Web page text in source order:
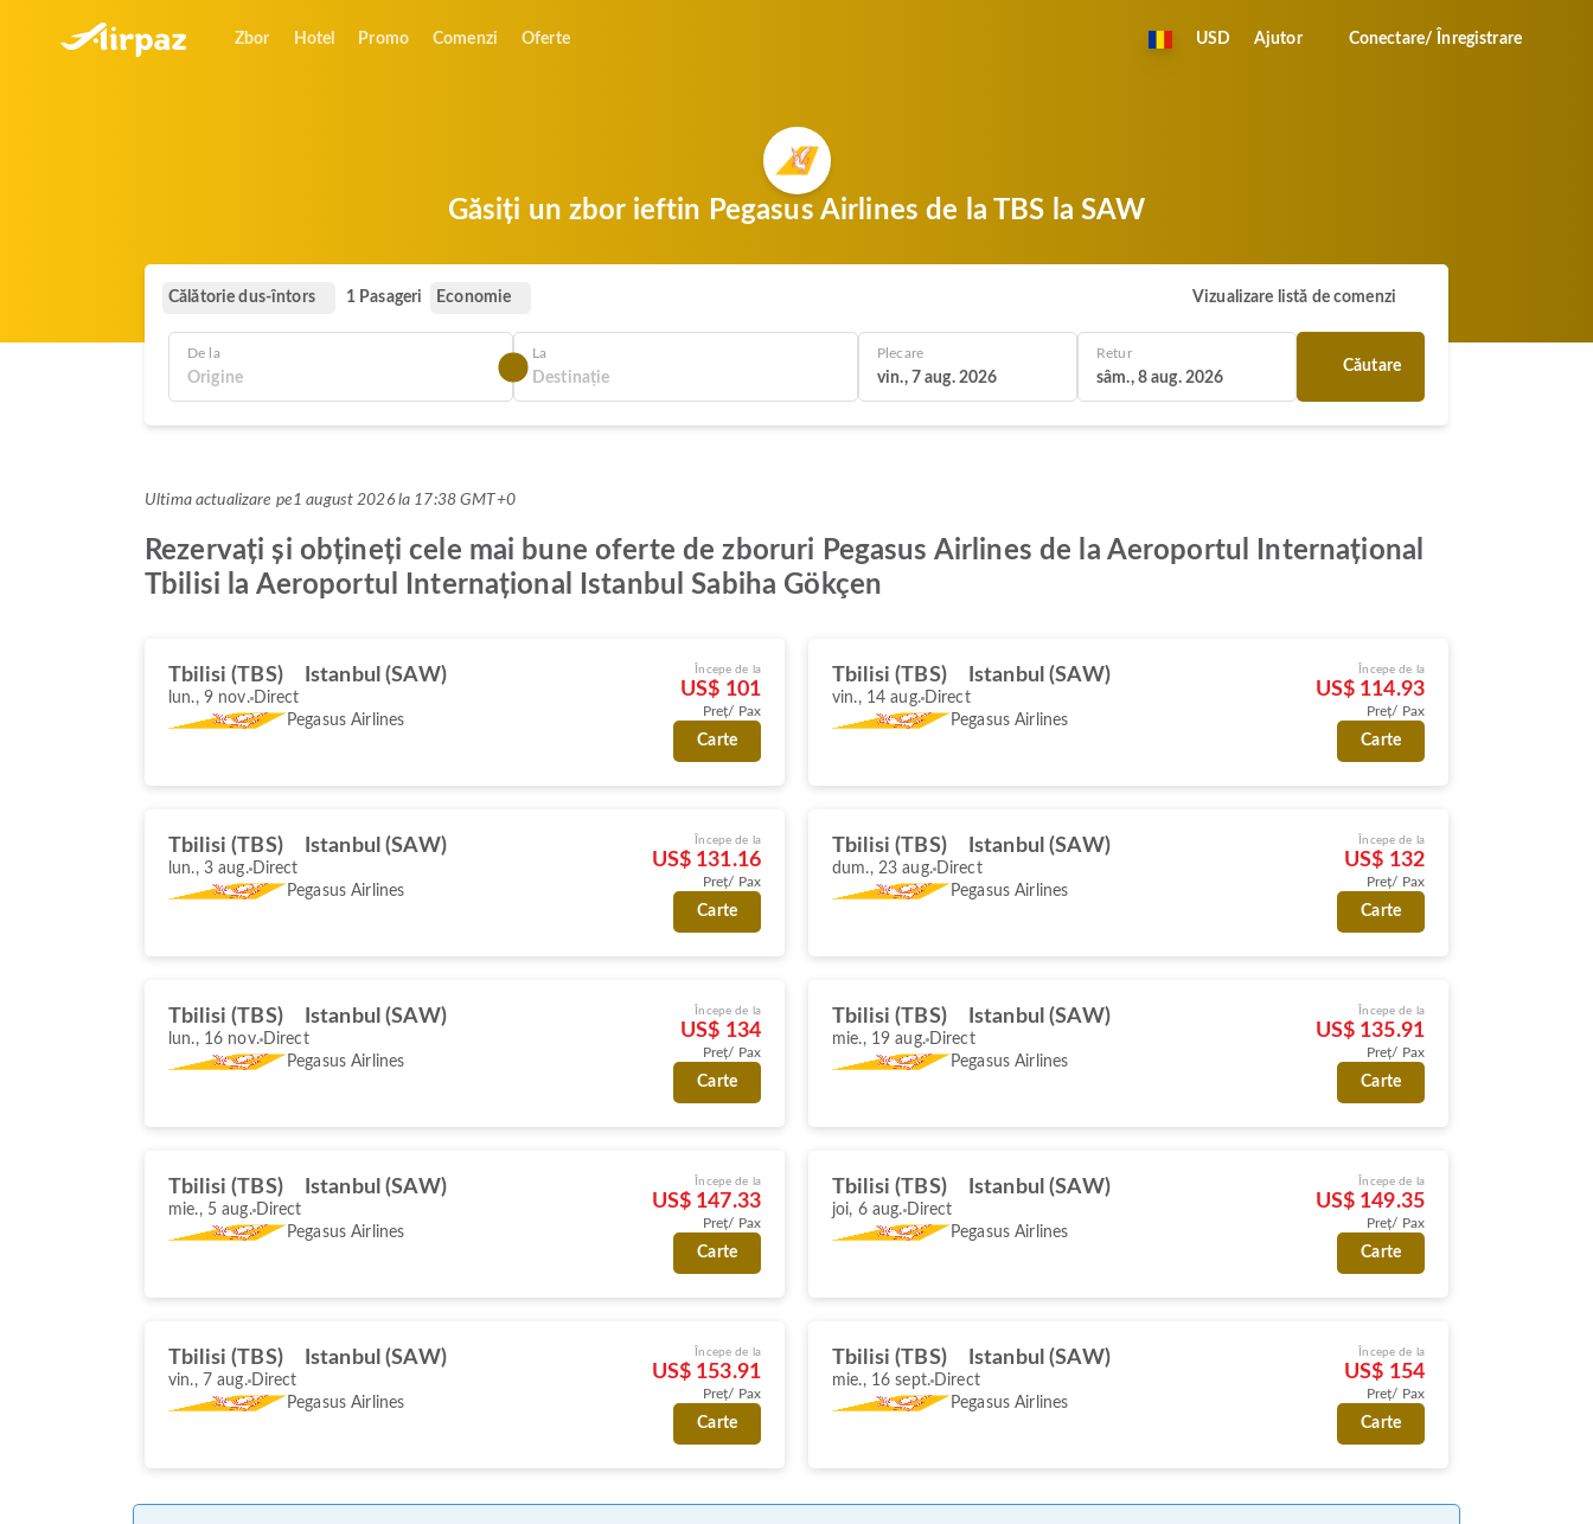
Zbor Hotel Promo Comenzi Oferte USD Ajutor Conectare/ Înregistrare
Găsiți un zbor ieftin Pegasus Airlines de la TBS la SAW
Călătorie dus-întors 1 Pasageri Economie Vizualizare listă de comenzi
De la La Plecare
vin., 7 aug. 2026
Retur
sâm., 8 aug. 2026
Căutare
Ultima actualizare pe1 august 2026 la 17:38 GMT+0
Rezervați și obțineți cele mai bune oferte de zboruri Pegasus Airlines de la Aeroportul Internațional
Tbilisi la Aeroportul Internațional Istanbul Sabiha Gökçen
Tbilisi (TBS) Istanbul (SAW)
lun., 9 nov. Direct
Pegasus Airlines
Începe de la
US$ 101
Preț/ Pax
Carte
Tbilisi (TBS) Istanbul (SAW)
vin., 14 aug. Direct
Pegasus Airlines
Începe de la
US$ 114.93
Preț/ Pax
Carte
Tbilisi (TBS) Istanbul (SAW)
lun., 3 aug. Direct
Pegasus Airlines
Începe de la
US$ 131.16
Preț/ Pax
Carte
Tbilisi (TBS) Istanbul (SAW)
dum., 23 aug. Direct
Pegasus Airlines
Începe de la
US$ 132
Preț/ Pax
Carte
Tbilisi (TBS) Istanbul (SAW)
lun., 16 nov. Direct
Pegasus Airlines
Începe de la
US$ 134
Preț/ Pax
Carte
Tbilisi (TBS) Istanbul (SAW)
mie., 19 aug. Direct
Pegasus Airlines
Începe de la
US$ 135.91
Preț/ Pax
Carte
Tbilisi (TBS) Istanbul (SAW)
mie., 5 aug. Direct
Pegasus Airlines
Începe de la
US$ 147.33
Preț/ Pax
Carte
Tbilisi (TBS) Istanbul (SAW)
joi, 6 aug. Direct
Pegasus Airlines
Începe de la
US$ 149.35
Preț/ Pax
Carte
Tbilisi (TBS) Istanbul (SAW)
vin., 7 aug. Direct
Pegasus Airlines
Începe de la
US$ 153.91
Preț/ Pax
Carte
Tbilisi (TBS) Istanbul (SAW)
mie., 16 sept. Direct
Pegasus Airlines
Începe de la
US$ 154
Preț/ Pax
Carte